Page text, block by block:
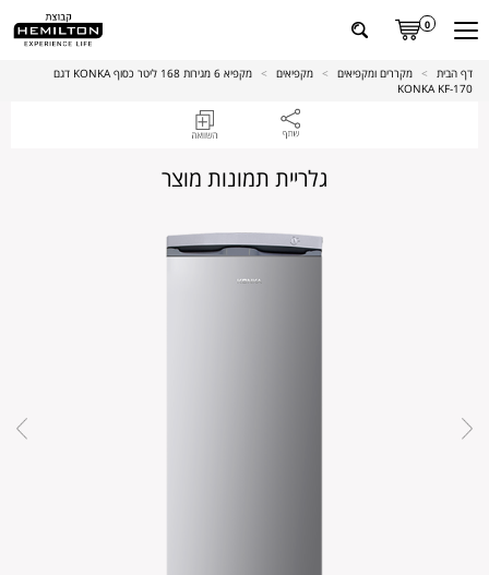
0
דף הבית > מקררים ומקפיאים > מקפיאים >
מקפיא 6 מגירות 168 ליטר כסוף KONKA דגם
KONKA KF-170
גלריית תמונות מוצר